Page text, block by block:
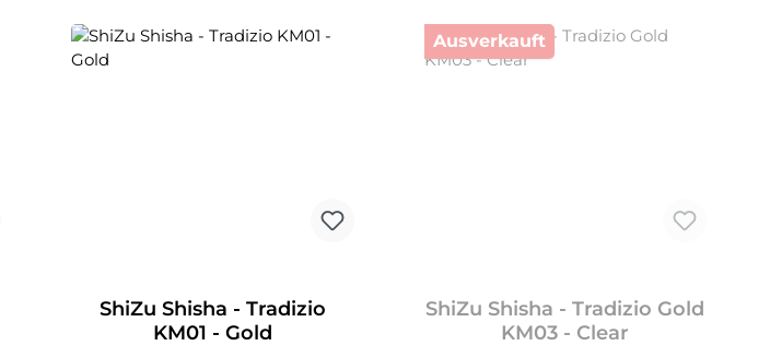
ShiZu Shisha - Tradizio
KM01 - Gold
Ausverkauft
ShiZu Shisha - Tradizio Gold
KM03 - Clear